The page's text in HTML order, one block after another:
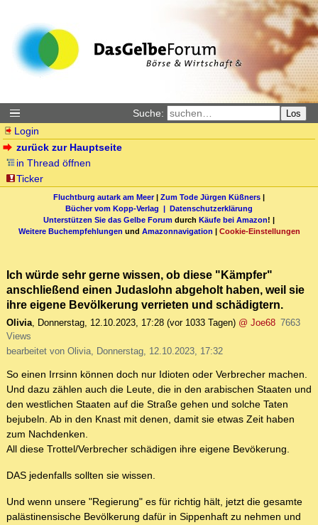
Suche: Los
Login
zurück zur Hauptseite
in Thread öffnen
Ticker
Fluchtburg autark am Meer| Zum Tode Jürgen Küßners |
Bücher vom Kopp-Verlag | Datenschutzerklärung
Unterstützen Sie das Gelbe Forum durch Käufe bei Amazon! |
Weitere Buchempfehlungen und Amazonnavigation | Cookie-Einstellungen
Ich würde sehr gerne wissen, ob diese "Kämpfer"
anschließend einen Judaslohn abgeholt haben, weil sie
ihre eigene Bevölkerung verrieten und schädigtern.
Olivia, Donnerstag, 12.10.2023, 17:28 (vor 1033 Tagen) @ Joe68 7663
Views
bearbeitet von Olivia, Donnerstag, 12.10.2023, 17:32
So einen Irrsinn können doch nur Idioten oder Verbrecher machen.
Und dazu zählen auch die Leute, die in den arabischen Staaten und
den westlichen Staaten auf die Straße gehen und solche Taten
bejubeln. Ab in den Knast mit denen, damit sie etwas Zeit haben
zum Nachdenken.
All diese Trottel/Verbrecher schädigen ihre eigene Bevökerung.
DAS jedenfalls sollten sie wissen.
Und wenn unsere "Regierung" es für richtig hält, jetzt die gesamte
palästinensische Bevölkerung dafür in Sippenhaft zu nehmen und